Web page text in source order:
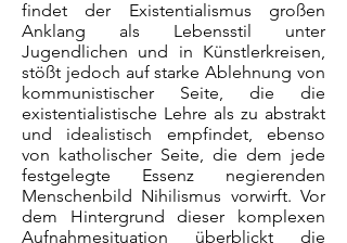
findet der Existentialismus großen
Anklang als Lebensstil unter
Jugendlichen und in Künstlerkreisen,
stößt jedoch auf starke Ablehnung von
kommunistischer Seite, die die
existentialistische Lehre als zu abstrakt
und idealistisch empfindet, ebenso
von katholischer Seite, die dem jede
festgelegte Essenz negierenden
Menschenbild Nihilismus vorwirft. Vor
dem Hintergrund dieser komplexen
Aufnahmesituation überblickt die